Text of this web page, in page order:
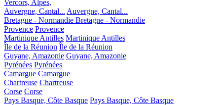
Vercors, Alpes,
Auvergne, Cantal... Auvergne, Cantal...
Bretagne - Normandie Bretagne - Normandie
Provence Provence
Martinique Antilles Martinique Antilles
Île de la Réunion Île de la Réunion
Guyane, Amazonie Guyane, Amazonie
Pyrénées Pyrénées
Camargue Camargue
Chartreuse Chartreuse
Corse Corse
Pays Basque, Côte Basque Pays Basque, Côte Basque